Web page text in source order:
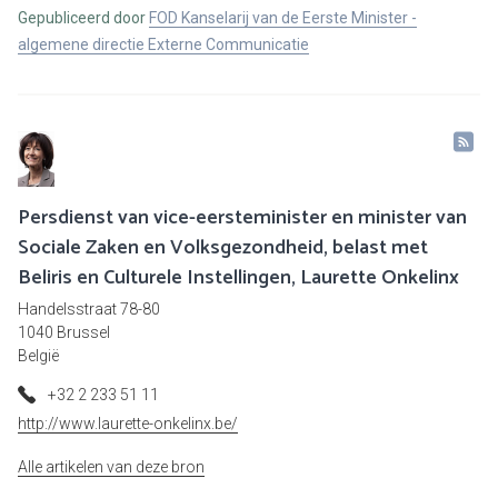
Gepubliceerd door FOD Kanselarij van de Eerste Minister -
algemene directie Externe Communicatie
Persdienst van vice-eersteminister en minister van
Sociale Zaken en Volksgezondheid, belast met
Beliris en Culturele Instellingen, Laurette Onkelinx
Handelsstraat 78-80
1040 Brussel
België
+32 2 233 51 11
http://www.laurette-onkelinx.be/
Alle artikelen van deze bron